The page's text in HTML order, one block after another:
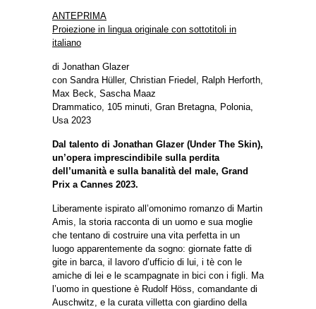
ANTEPRIMA
Proiezione in lingua originale con sottotitoli in
italiano
di Jonathan Glazer
con Sandra Hüller, Christian Friedel, Ralph Herforth,
Max Beck, Sascha Maaz
Drammatico, 105 minuti, Gran Bretagna, Polonia,
Usa 2023
Dal talento di Jonathan Glazer (Under The Skin),
un’opera imprescindibile sulla perdita
dell’umanità e sulla banalità del male, Grand
Prix a Cannes 2023.
Liberamente ispirato all’omonimo romanzo di Martin
Amis, la storia racconta di un uomo e sua moglie
che tentano di costruire una vita perfetta in un
luogo apparentemente da sogno: giornate fatte di
gite in barca, il lavoro d’ufficio di lui, i tè con le
amiche di lei e le scampagnate in bici con i figli. Ma
l’uomo in questione è Rudolf Höss, comandante di
Auschwitz, e la curata villetta con giardino della